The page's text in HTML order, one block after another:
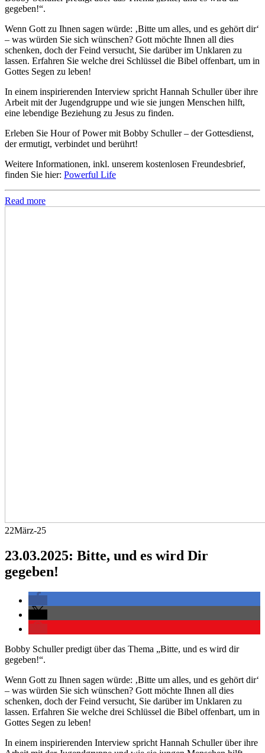
gegeben!“.
Wenn Gott zu Ihnen sagen würde: ‚Bitte um alles, und es gehört dir‘
– was würden Sie sich wünschen? Gott möchte Ihnen all dies
schenken, doch der Feind versucht, Sie darüber im Unklaren zu
lassen. Erfahren Sie welche drei Schlüssel die Bibel offenbart, um in
Gottes Segen zu leben!
In einem inspirierenden Interview spricht Hannah Schuller über ihre
Arbeit mit der Jugendgruppe und wie sie jungen Menschen hilft,
eine lebendige Beziehung zu Jesus zu finden.
Erleben Sie Hour of Power mit Bobby Schuller – der Gottesdienst,
der ermutigt, verbindet und berührt!
Weitere Informationen, inkl. unserem kostenlosen Freundesbrief,
finden Sie hier: Powerful Life
Read more
22März-25
23.03.2025: Bitte, und es wird Dir
gegeben!
Bobby Schuller predigt über das Thema „Bitte, und es wird dir
gegeben!“.
Wenn Gott zu Ihnen sagen würde: ‚Bitte um alles, und es gehört dir‘
– was würden Sie sich wünschen? Gott möchte Ihnen all dies
schenken, doch der Feind versucht, Sie darüber im Unklaren zu
lassen. Erfahren Sie welche drei Schlüssel die Bibel offenbart, um in
Gottes Segen zu leben!
In einem inspirierenden Interview spricht Hannah Schuller über ihre